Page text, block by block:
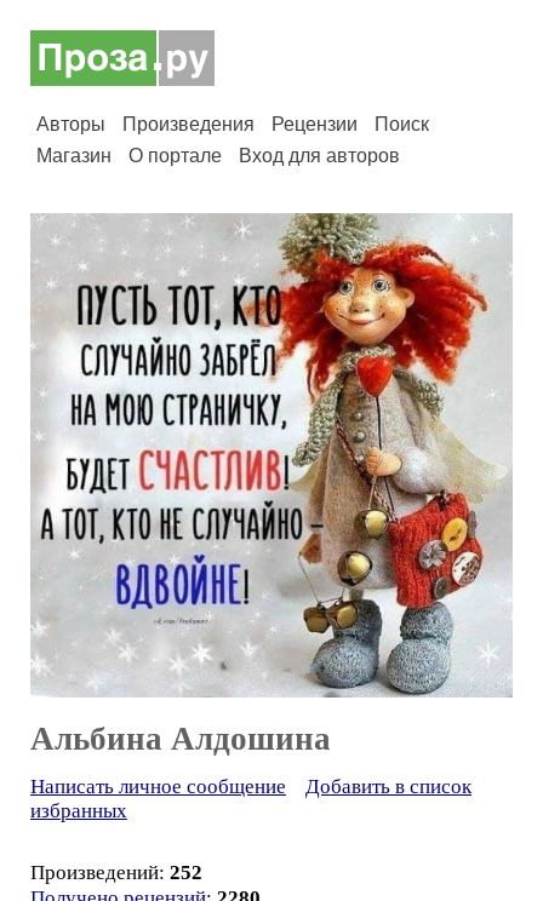
Авторы Произведения Рецензии
Поиск
Магазин
О портале Вход для авторов
Альбина Алдошина
Написать личное сообщение
Добавить в список
избранных
Произведений: 252